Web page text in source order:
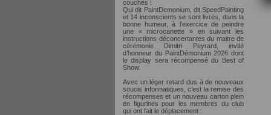
couches !
Qui dit PaintDemonium, dit SpeedPainting
et 14 inconscients se sont livrés, dans la
bonne humeur, à l’exercice de peindre
une « microcanette » en suivant les
instructions déconcertantes du maitre de
cérémonie Dimitri Peyrard, invité
d’honneur du PaintDémonium 2026 dont
le display sera récompensé du Best of
Show.
Avec un léger retard dus à de nouveaux
soucis informatiques, c’est la remise des
récompenses et un nouveau carton plein
en figurines pour les membres du club
qui ont fait le déplacement :